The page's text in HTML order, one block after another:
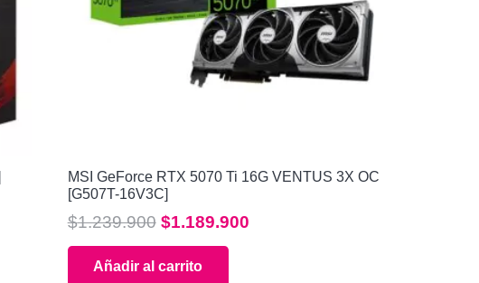
MSI GeForce RTX 5070 Ti 16G VENTUS 3X OC
[G507T-16V3C]
$1.239.900 El
precio
original
$1.189.900El
Añadir al carrito